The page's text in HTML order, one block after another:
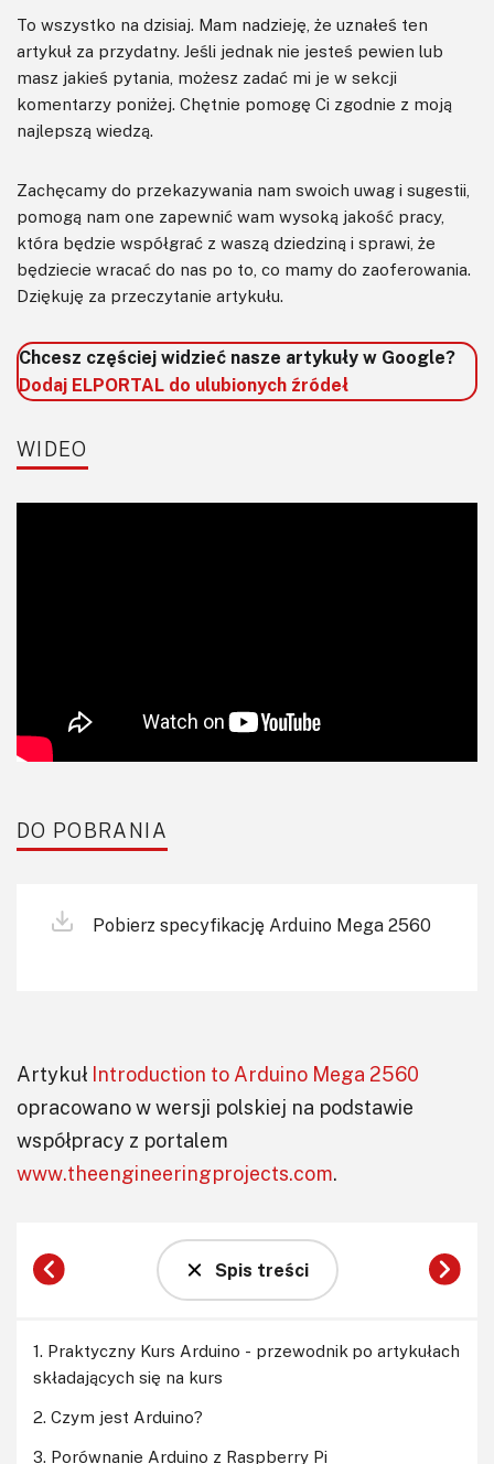
To wszystko na dzisiaj. Mam nadzieję, że uznałeś ten
artykuł za przydatny. Jeśli jednak nie jesteś pewien lub
masz jakieś pytania, możesz zadać mi je w sekcji
komentarzy poniżej. Chętnie pomogę Ci zgodnie z moją
najlepszą wiedzą.
Zachęcamy do przekazywania nam swoich uwag i sugestii,
pomogą nam one zapewnić wam wysoką jakość pracy,
która będzie współgrać z waszą dziedziną i sprawi, że
będziecie wracać do nas po to, co mamy do zaoferowania.
Dziękuję za przeczytanie artykułu.
Chcesz częściej widzieć nasze artykuły w Google?
Dodaj ELPORTAL do ulubionych źródeł
WIDEO
DO POBRANIA
Pobierz specyfikację Arduino Mega 2560
Artykuł Introduction to Arduino Mega 2560
opracowano w wersji polskiej na podstawie
współpracy z portalem
www.theengineeringprojects.com.
Spis treści
1. Praktyczny Kurs Arduino - przewodnik po artykułach
składających się na kurs
2. Czym jest Arduino?
3. Porównanie Arduino z Raspberry Pi